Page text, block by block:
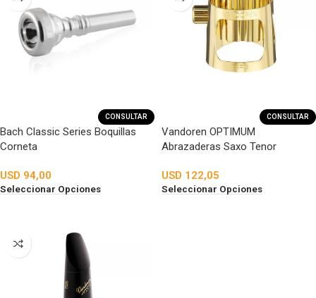
CONSULTAR
Bach Classic Series Boquillas
Corneta
USD 94,00
Seleccionar Opciones
CONSULTAR
Vandoren OPTIMUM
Abrazaderas Saxo Tenor
USD 122,05
Seleccionar Opciones